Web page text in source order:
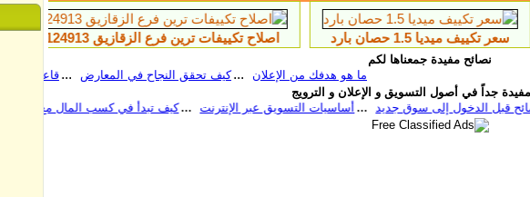
سعر تكييف بيكو 2.25 اصلاح تكييفات ترين فرع الزقازيق ‎‎ 01112124913 بارد
نصائح مفيدة جمعناها لكم
ما هو هدفك من الإعلان
كيف تحقق النجاح في المعارض قاعدة الفائدة اﻷهم
جداً في أصول التسويق و الإعلان و الترويج
المنزلية عبر الإنترنت
نصائح قبل الدخول إلى سوق جديد أساسيات التسويق عبر الإنترنت